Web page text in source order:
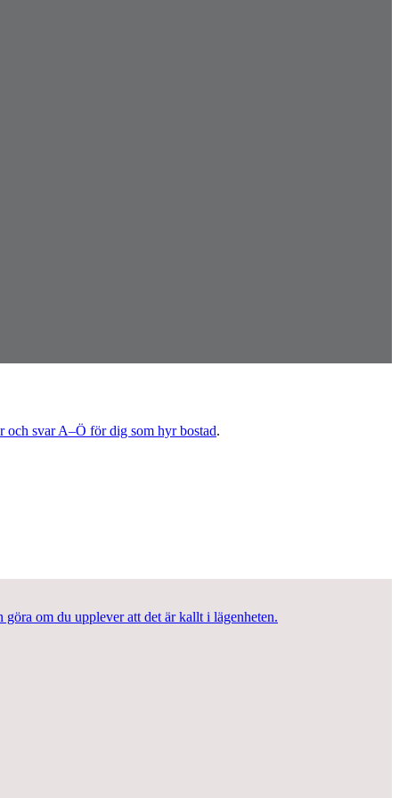
och svar A–Ö för dig som hyr bostad.
om du upplever att det är kallt i lägenheten.